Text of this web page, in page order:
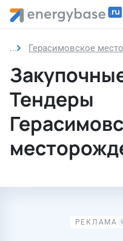
Герасимовское
Тендеры